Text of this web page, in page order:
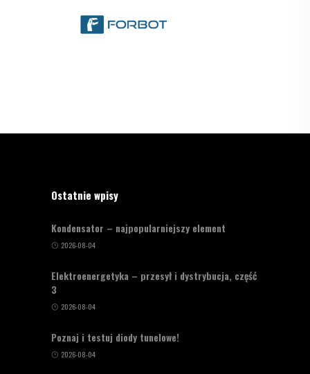
Ostatnie wpisy
Kondensator – najpopularniejszy element
2026-08-04
Elektroenergetyka – przesył i dystrybucja, część
3
2026-08-04
Poznaj i testuj diody tunelowe!
2026-08-04